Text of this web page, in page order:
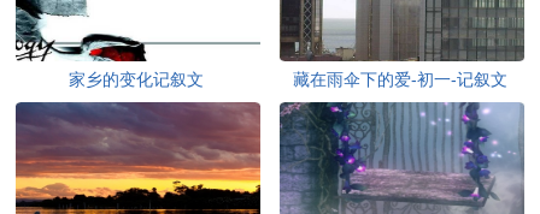
家乡的变化记叙文 藏在雨伞下的爱-初一-记叙文